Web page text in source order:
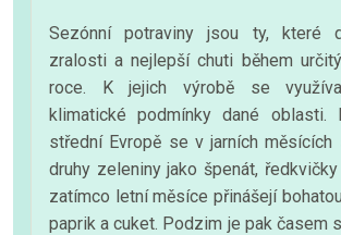
Sezónní potraviny jsou ty, které
zralosti a nejlepší chuti během
roce. K jejich výrobě se
klimatické podmínky dané oblasti.
střední Evropě se v jarních měsících
druhy zeleniny jako špenát,
zatímco letní měsíce přinášejí
paprik a cuket. Podzim je pak časem